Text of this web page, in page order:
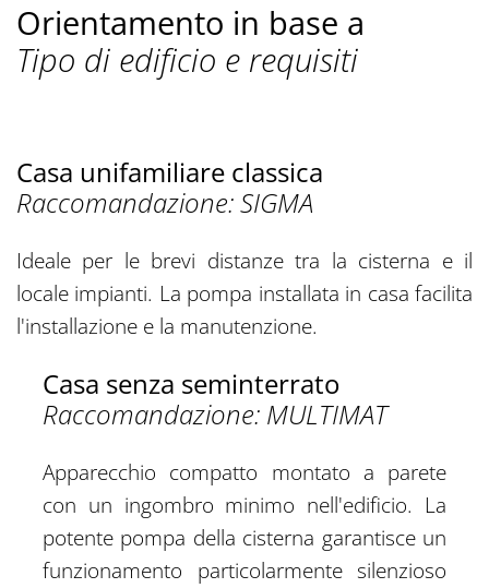
Orientamento in base a
Tipo di edificio e requisiti
Casa unifamiliare classica
Raccomandazione: SIGMA
Ideale per le brevi distanze tra la cisterna e il
locale impianti. La pompa installata in casa facilita
l'installazione e la manutenzione.
Casa senza seminterrato
Raccomandazione: MULTIMAT
Apparecchio compatto montato a parete
con un ingombro minimo nell'edificio. La
potente pompa della cisterna garantisce un
funzionamento particolarmente silenzioso